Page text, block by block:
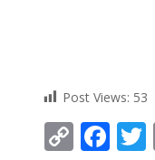
Post Views: 53
C F